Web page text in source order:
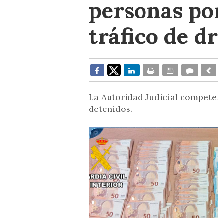
personas
tráfico de
La Autoridad Judicial
detenidos.